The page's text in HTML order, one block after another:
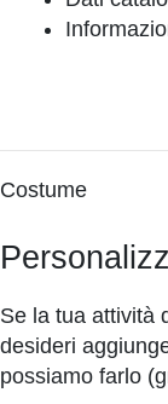
Costume
Se la tua attività
desideri
possiamo farlo